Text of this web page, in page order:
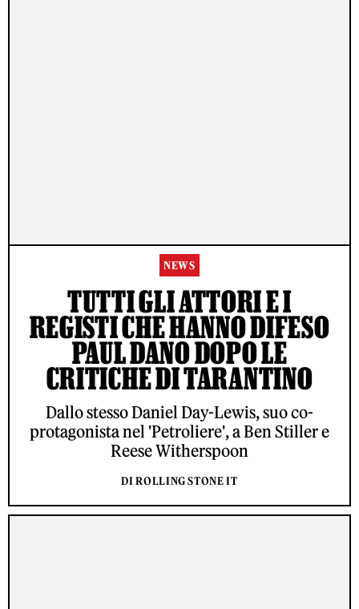
NEWS
TUTTI GLI ATTORI E I
REGISTI CHE HANNO DIFESO
PAUL DANO DOPO LE
CRITICHE DI TARANTINO
Dallo stesso Daniel Day-Lewis, suo co-
protagonista nel 'Petroliere', a Ben Stiller e
Reese Witherspoon
DI ROLLING STONE IT